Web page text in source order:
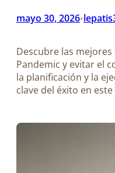
mayo 30, 2026•
Descubre las
Pandemic y evitar el
la planificación y la
clave del éxito en